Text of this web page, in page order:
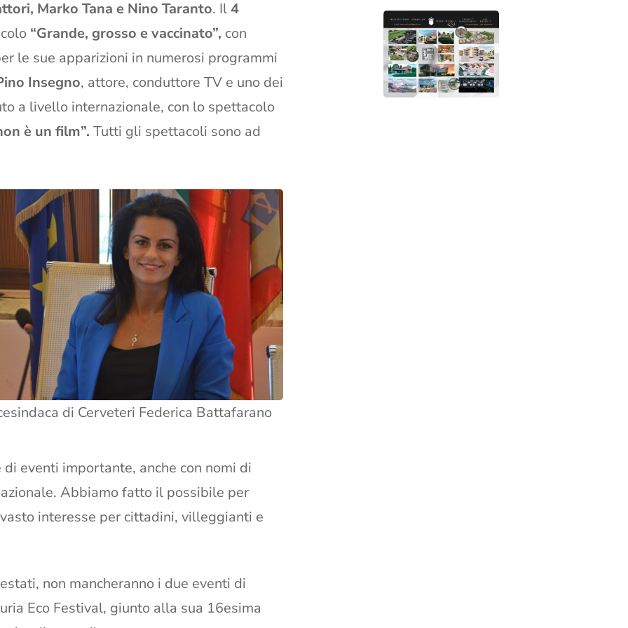
Marko Tana e Nino Taranto. Il4
“Grande, grosso e vaccinato”, con
le sue apparizioni in numerosi programmi
Insegno, attore, conduttore TV e uno dei
a livello internazionale, con lo spettacolo
è un film”. Tutti gli spettacoli sono ad
di Cerveteri Federica Battafarano
eventi importante, anche con nomi di
Abbiamo fatto il possibile per
interesse per cittadini, villeggianti e
non mancheranno i due eventi di
Eco Festival, giunto alla sua 16esima